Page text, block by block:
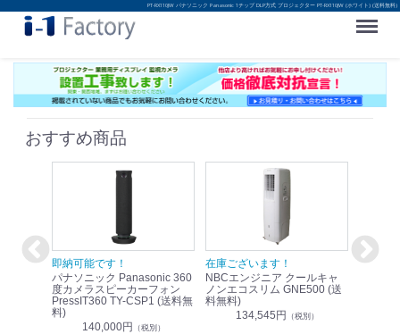
PT-RX110JW パナソニック Panasonic 1チップ DLP方式 プロジェクター PT-RX110JW (ホワイト) (送料無料)
Menu
おすすめ商品
即納可能です！
パナソニック Panasonic 360
度カメラスピーカーフォン
PressIT360 TY-CSP1 (送料無
料)
140,000円 （税別）
在庫ございます！
NBCエンジニア クールキャ
ノンエコスリム GNE500 (送
料無料)
134,545円 （税別）
即納可